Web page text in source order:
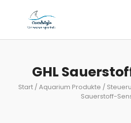
GHL
Start /Aquarium Produkte /
Sauerstoff-